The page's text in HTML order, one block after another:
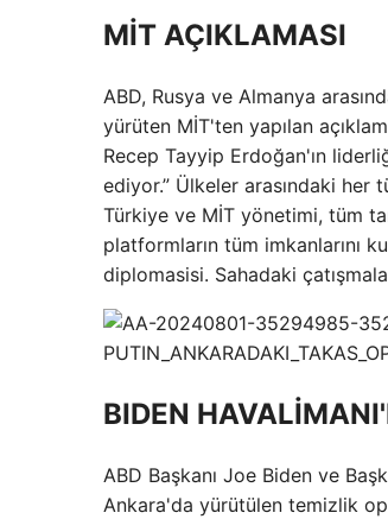
MİT AÇIKLAMASI
ABD, Rusya ve Almanya
yürüten MİT'ten yapılan
Recep Tayyip Erdoğan'ın
ediyor.” Ülkeler arasındaki her
Türkiye ve MİT yönetimi, tüm
platformların tüm imkanlarını
diplomasisi. Sahadaki
BIDEN
ABD Başkanı Joe Biden ve
Ankara'da yürütülen temizlik